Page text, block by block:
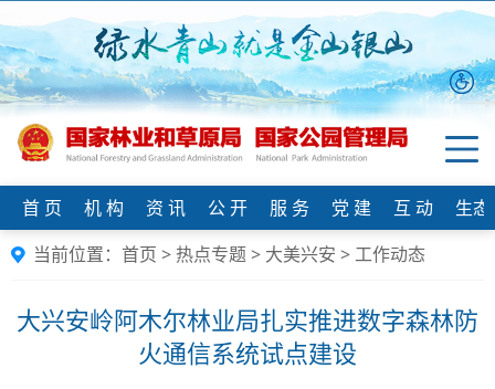
首 页 机 构 资 讯 公 开 服 务 党 建 互 动
生
当前位置： 首页 > 热点专题> 大美兴安 >工作动态
大兴安岭阿木尔林业局扎实推进数字森林防
火通信系统试点建设